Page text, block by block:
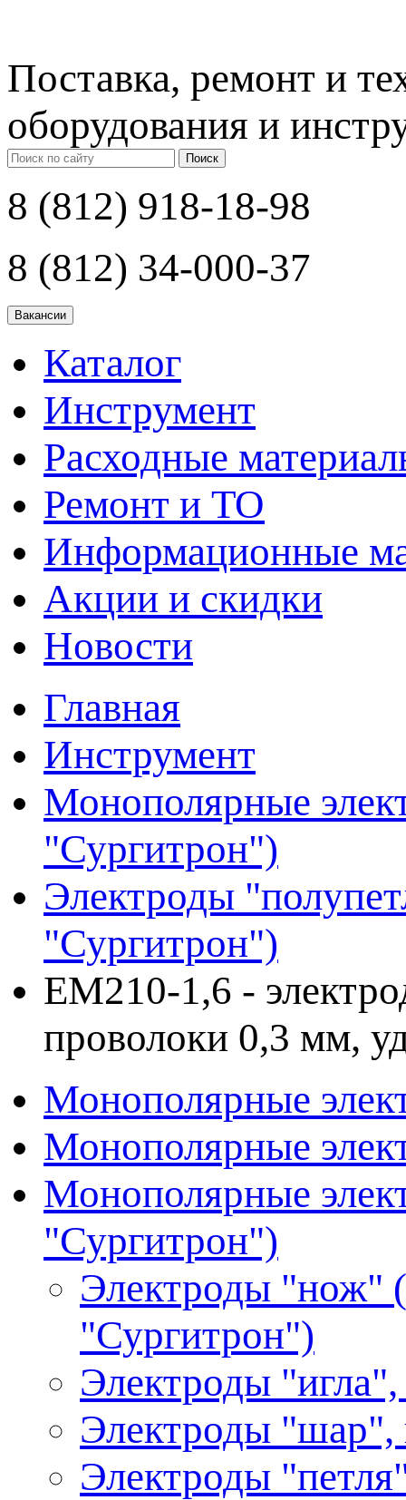
Поставка, ремонт и
оборудования и
Поиск
8 (812) 918-18-98
8 (812) 34-000-37
Каталог
Инструмент
Расходные
Ремонт и ТО
Информационные
Акции и скидки
Новости
Главная
Инструмент
Монополярные
"Сургитрон")
Электроды
"Сургитрон")
EM210-1,6 -
проволоки 0,3 мм,
Монополярные
Монополярные
Монополярные
"Сургитрон")
Электроды "нож"
"Сургитрон")
Электроды
Электроды "шар",
Электроды